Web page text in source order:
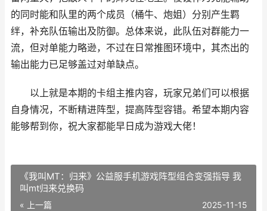
的同时能和队里的两个成员（桶牛、炮姐）分别产生羁
绊，补充队伍输出及防御。总体来说，此队伍对群能力一
流，但对单能力略逊，不过在日常推图环境中，其杰出的
输出能力已足够盖过对单缺点。
以上就是本期的卡组主推内容，玩家兄弟们可以根据
自身情况，不断精进阵型，提高阵型容错。希望本期内容
能够帮到你，祝大家都能早日成为游戏大佬！
《我叫MT：归来》公益服手机游戏阵型组合变强指导 我
叫mt归来兑换码
« 上一篇 2025-11-15